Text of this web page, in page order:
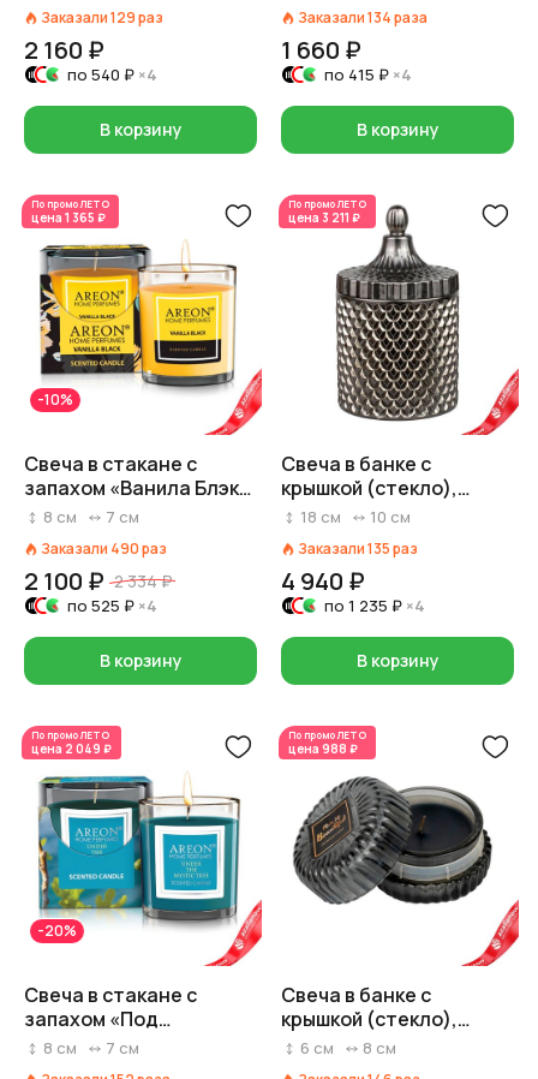
Заказали129раз
2 160 ₽
по 540 ₽ ×4
В корзину
прозрачный
Заказали134раза
1 660 ₽
по 415 ₽ ×4
В корзину
По промоЛЕТО
цена 1 365 ₽
-10%
Свеча в стакане с
запахом «Ванила Блэк»,
H 7,5 см x D 7 см
8 см 7 см
Заказали 490раз
2 100 ₽ 2 334 ₽
по 525 ₽ ×4
В корзину
По промоЛЕТО
цена 3 211 ₽
Свеча в банке с
крышкой (стекло),
H18xD10см, серый
18 см 10 см
Заказали135раз
4 940 ₽
по 1 235 ₽ ×4
В корзину
По промоЛЕТО
цена 2 049 ₽
-20%
Свеча в стакане с
запахом «Под
мистическим деревом»
8 см 7 см
По промоЛЕТО
цена 988 ₽
Свеча в банке с
крышкой (стекло),
H5,5xD8см, серый
6 см 8 см